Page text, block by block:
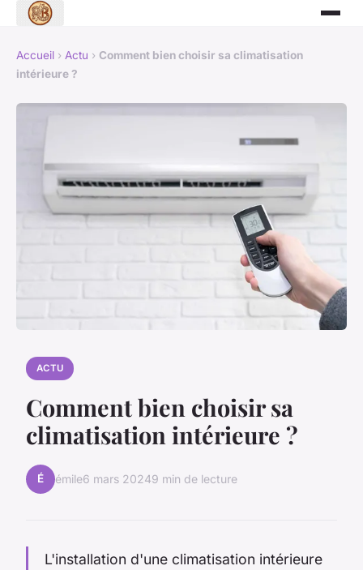
Accueil › Actu › Comment bien choisir sa climatisation
intérieure ?
ACTU
Comment bien choisir sa
climatisation intérieure ?
É émile6 mars 20249 min de lecture
L'installation d'une climatisation intérieure